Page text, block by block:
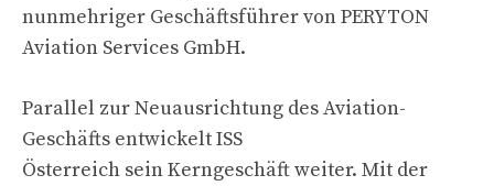
nunmehriger Geschäftsführer von PERYTON
Aviation Services GmbH.
Parallel zur Neuausrichtung des Aviation-
Geschäfts entwickelt ISS
Österreich sein Kerngeschäft weiter. Mit der